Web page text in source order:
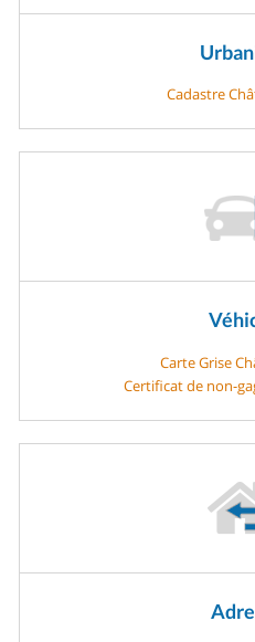
Cadastre
Carte Grise
Certificat de non-